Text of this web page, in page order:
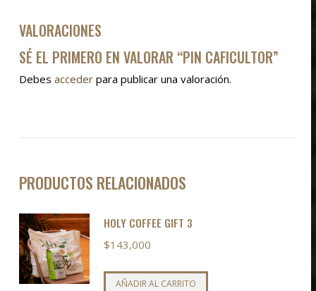
VALORACIONES
SÉ EL PRIMERO EN VALORAR “PIN CAFICULTOR”
Debes accederpara publicar una valoración.
PRODUCTOS RELACIONADOS
HOLY COFFEE GIFT 3
$143,000
AÑADIR AL CARRITO